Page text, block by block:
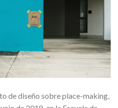
de diseño sobre place-making,